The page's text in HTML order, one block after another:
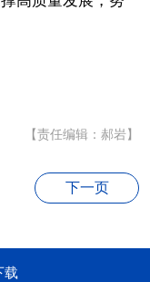
【责任编辑：郝岩】
下一页
载